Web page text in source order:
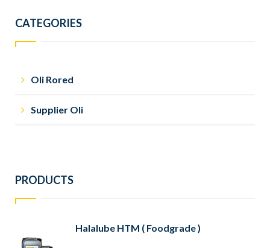
CATEGORIES
Oli Rored
Supplier Oli
PRODUCTS
Halalube HTM ( Foodgrade )